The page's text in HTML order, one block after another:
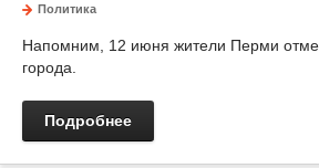
Политика
Напомним, 12 июня жители Перми
города.
Подробнее